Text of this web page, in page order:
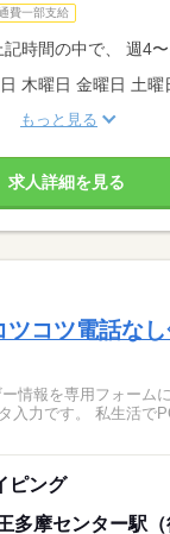
費一部支給
時間の中で、 週4〜
木曜日 金曜日 土曜
もっと見る
求人詳細を見る
コツ電話な
入力です。 私生活で
ピング
多摩センター駅（